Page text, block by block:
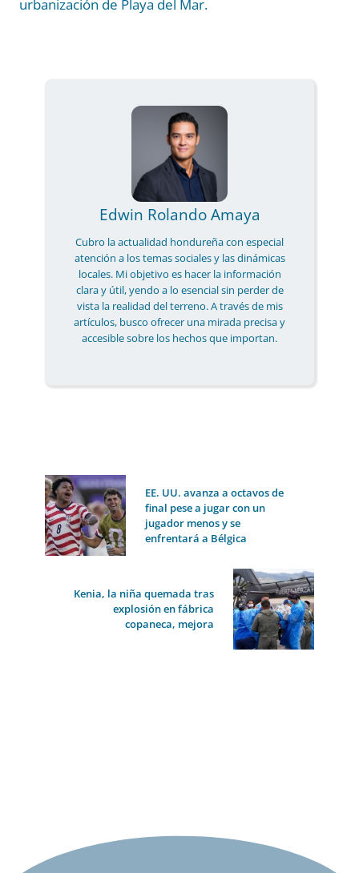
urbanización de Playa del Mar.
Edwin Rolando Amaya
Cubro la actualidad hondureña con especial
atención a los temas sociales y las dinámicas
locales. Mi objetivo es hacer la información
clara y útil, yendo a lo esencial sin perder de
vista la realidad del terreno. A través de mis
artículos, busco ofrecer una mirada precisa y
accesible sobre los hechos que importan.
EE. UU. avanza a octavos de
final pese a jugar con un
jugador menos y se
enfrentará a Bélgica
Kenia, la niña quemada tras
explosión en fábrica
copaneca, mejora